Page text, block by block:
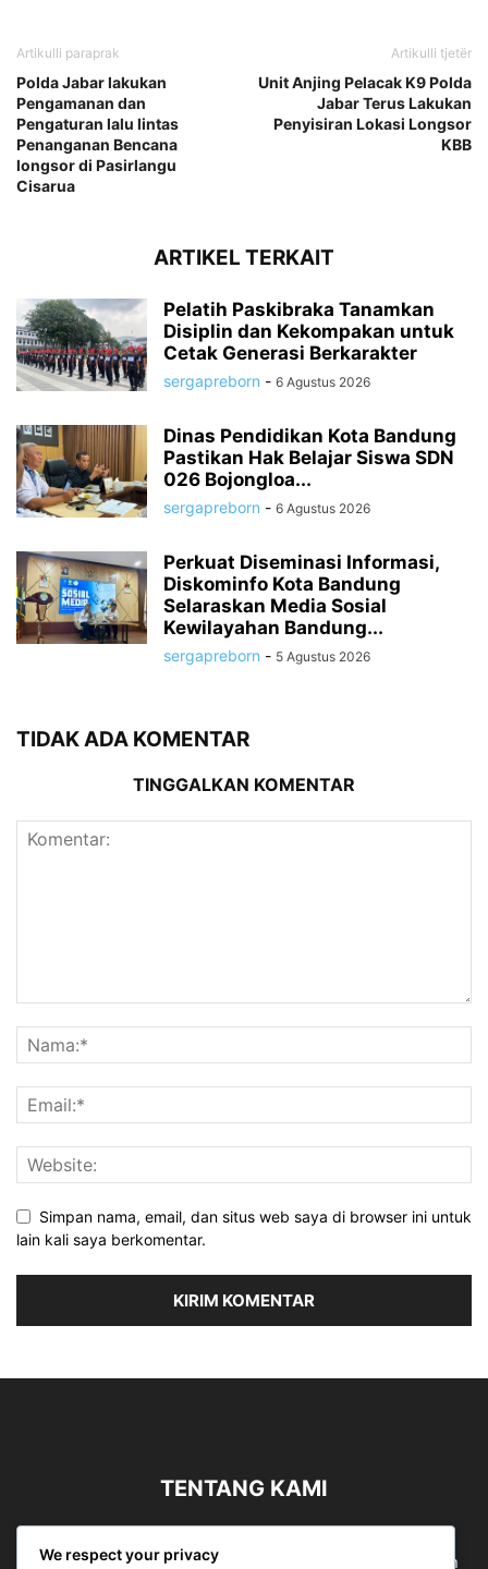
Artikulli paraprak
Polda Jabar lakukan
Pengamanan dan
Pengaturan lalu lintas
Penanganan Bencana
longsor di Pasirlangu
Cisarua
Artikulli tjetër
Unit Anjing Pelacak K9 Polda
Jabar Terus Lakukan
Penyisiran Lokasi Longsor
KBB
ARTIKEL TERKAIT
Pelatih Paskibraka Tanamkan
Disiplin dan Kekompakan untuk
Cetak Generasi Berkarakter
sergapreborn - 6 Agustus 2026
Dinas Pendidikan Kota Bandung
Pastikan Hak Belajar Siswa SDN
026 Bojongloa...
sergapreborn - 6 Agustus 2026
Perkuat Diseminasi Informasi,
Diskominfo Kota Bandung
Selaraskan Media Sosial
Kewilayahan Bandung...
sergapreborn - 5 Agustus 2026
TIDAK ADA KOMENTAR
TINGGALKAN KOMENTAR
Simpan nama, email, dan situs web saya di browser ini untuk
lain kali saya berkomentar.
TENTANG KAMI
bergerak di ruang jurnalistik, sebagai entitas pemberian
We respect your privacy